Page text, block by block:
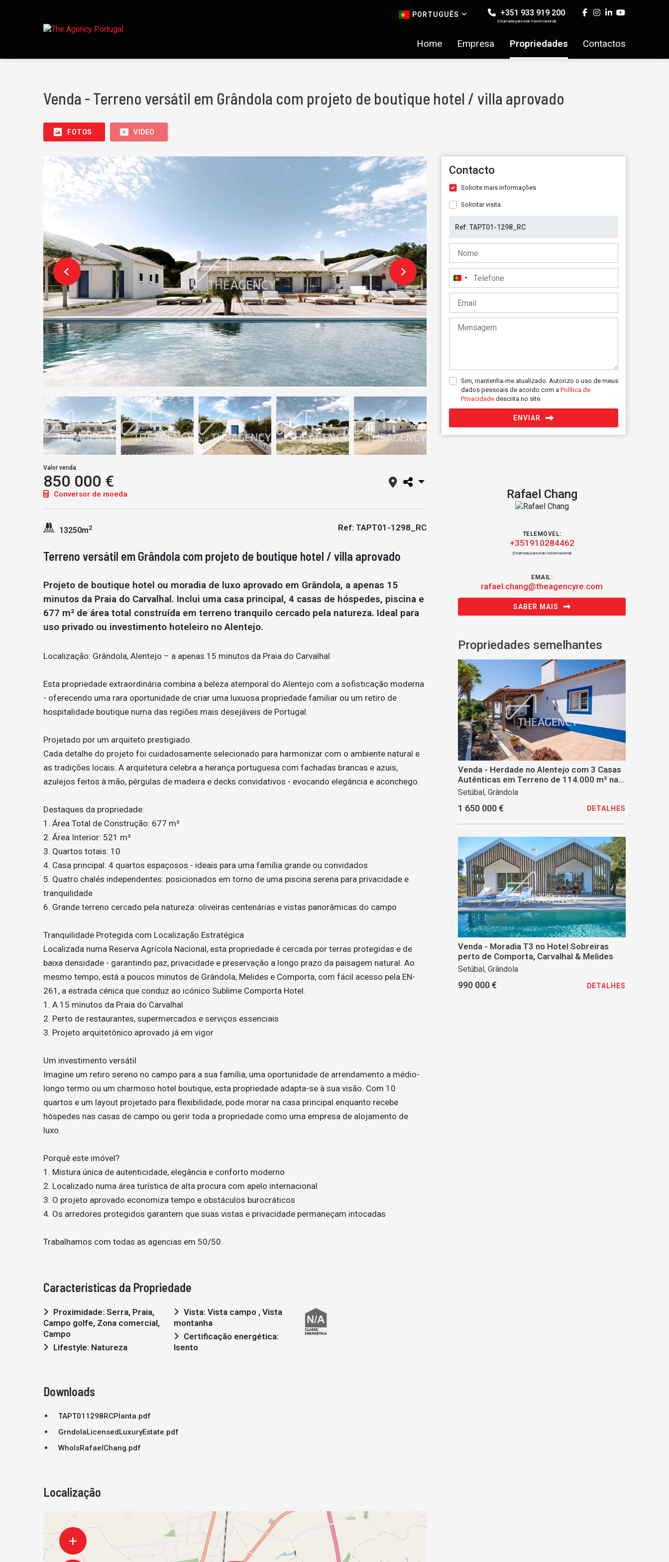
PORTUGUÊS +351 933 919 200
(Chamada para rede móvel nacional)
Home Empresa Propriedades Contactos
Venda - Terreno versátil em Grândola com projeto de boutique hotel / villa aprovado
FOTOS VIDEO
Valor venda
850 000 €
Conversor de moeda
13250m2 Ref: TAPT01-1298_RC
Terreno versátil em Grândola com projeto de boutique hotel / villa aprovado
Projeto de boutique hotel ou moradia de luxo aprovado em Grândola, a apenas 15
minutos da Praia do Carvalhal. Inclui uma casa principal, 4 casas de hóspedes, piscina e
677 m² de área total construída em terreno tranquilo cercado pela natureza. Ideal para
uso privado ou investimento hoteleiro no Alentejo.
Localização: Grândola, Alentejo – a apenas 15 minutos da Praia do Carvalhal
Esta propriedade extraordinária combina a beleza atemporal do Alentejo com a sofisticação moderna
- oferecendo uma rara oportunidade de criar uma luxuosa propriedade familiar ou um retiro de
hospitalidade boutique numa das regiões mais desejáveis de Portugal.
Projetado por um arquiteto prestigiado.
Cada detalhe do projeto foi cuidadosamente selecionado para harmonizar com o ambiente natural e
as tradições locais. A arquitetura celebra a herança portuguesa com fachadas brancas e azuis,
azulejos feitos à mão, pérgulas de madeira e decks convidativos - evocando elegância e aconchego.
Destaques da propriedade:
1. Área Total de Construção: 677 m²
2. Área Interior: 521 m²
3. Quartos totais: 10
4. Casa principal: 4 quartos espaçosos - ideais para uma família grande ou convidados
5. Quatro chalés independentes: posicionados em torno de uma piscina serena para privacidade e
tranquilidade
6. Grande terreno cercado pela natureza: oliveiras centenárias e vistas panorâmicas do campo
Tranquilidade Protegida com Localização Estratégica
Localizada numa Reserva Agrícola Nacional, esta propriedade é cercada por terras protegidas e de
baixa densidade - garantindo paz, privacidade e preservação a longo prazo da paisagem natural. Ao
mesmo tempo, está a poucos minutos de Grândola, Melides e Comporta, com fácil acesso pela EN-
261, a estrada cénica que conduz ao icónico Sublime Comporta Hotel.
1. A 15 minutos da Praia do Carvalhal
2. Perto de restaurantes, supermercados e serviços essenciais
3. Projeto arquitetônico aprovado já em vigor
Um investimento versátil
Imagine um retiro sereno no campo para a sua família, uma oportunidade de arrendamento a médio-
longo termo ou um charmoso hotel boutique, esta propriedade adapta-se à sua visão. Com 10
quartos e um layout projetado para flexibilidade, pode morar na casa principal enquanto recebe
hóspedes nas casas de campo ou gerir toda a propriedade como uma empresa de alojamento de
luxo.
Porquê este imóvel?
1. Mistura única de autenticidade, elegância e conforto moderno
2. Localizado numa área turística de alta procura com apelo internacional
3. O projeto aprovado economiza tempo e obstáculos burocráticos
4. Os arredores protegidos garantem que suas vistas e privacidade permaneçam intocadas
Trabalhamos com todas as agencias em 50/50.
Características da Propriedade
Campo golfe, Zona comercial,
Campo
Lifestyle: Natureza
montanha
Isento
Downloads
TAPT011298RCPlanta.pdf
GrndolaLicensedLuxuryEstate.pdf
WhoIsRafaelChang.pdf
Localização
+
Contacto
Solicite mais informações
Solicitar visita
Portugal
+351
Sim, mantenha-me atualizado. Autorizo o uso de meus
dados pessoais de acordo com a Política de
Privacidade descrita no site.
ENVIAR
Rafael Chang
TELEMÓVEL:
+351910284462
(Chamada para rede móvel nacional)
EMAIL:
rafael.chang@theagencyre.com
SABER MAIS
Propriedades semelhantes
Venda - Herdade no Alentejo com 3 Casas
Autênticas em Terreno de 114.000 m² na
Região da Comporta
Setúbal, Grândola
1 650 000 € DETALHES
Venda - Moradia T3 no Hotel Sobreiras
perto de Comporta, Carvalhal & Melides
Setúbal, Grândola
990 000 € DETALHES